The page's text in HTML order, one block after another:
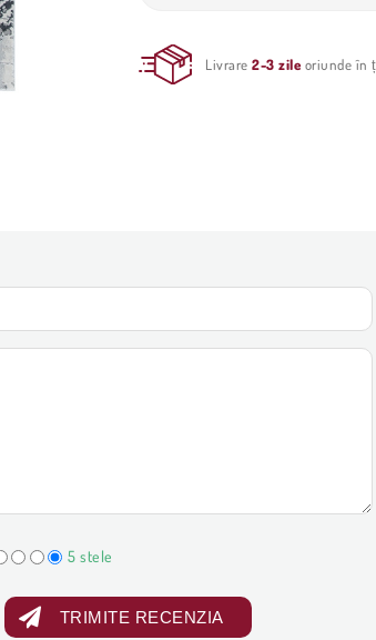
Livrare2-3 zile oriunde în
5 stele
TRIMITE RECENZIA